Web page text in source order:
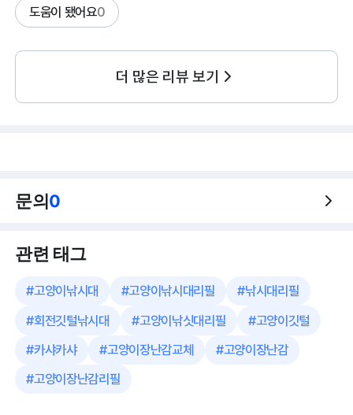
도움이 됐어요0
더 많은 리뷰 보기
문의0
관련 태그
#고양이낚시대 #고양이낚시대리필 #낚시대리필
#회전깃털낚시대 #고양이낚싯대리필 #고양이깃털
#카샤카샤 #고양이장난감교체 #고양이장난감
#고양이장난감리필